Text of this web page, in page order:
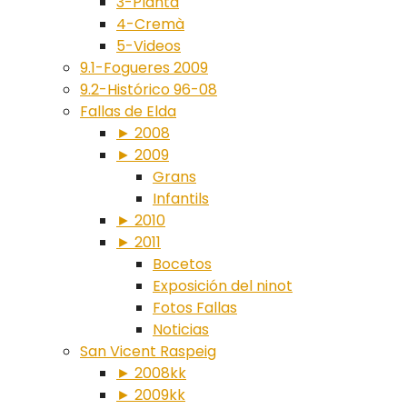
4-Cremà
5-Videos
9.1-Fogueres 2009
9.2-Histórico 96-08
Fallas de Elda
► 2008
► 2009
Grans
Infantils
► 2010
► 2011
Bocetos
Exposición del ninot
Fotos Fallas
Noticias
San Vicent Raspeig
► 2008kk
► 2009kk